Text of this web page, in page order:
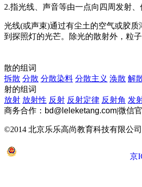
2.指光线、声音等由一点向四周发射
光线(或声束)通过有尘土的空气或胶
到探照灯的光芒。除光的散射外，粒
散的组词
拆散 分散 分散染料 分散主义 涣散 解
射的组词
放射 放射性 反射 反射定律 反射角 发
商务合作： bd@leleketang.com|微信
©2014 北京乐乐高尚教育科技有限公司
京